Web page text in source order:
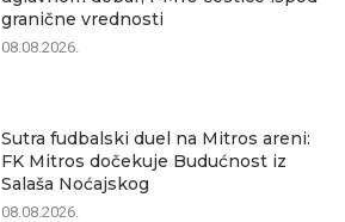
granične vrednosti
08.08.2026.
Sutra fudbalski duel na Mitros areni:
FK Mitros dočekuje Budućnost iz
Salaša Noćajskog
08.08.2026.